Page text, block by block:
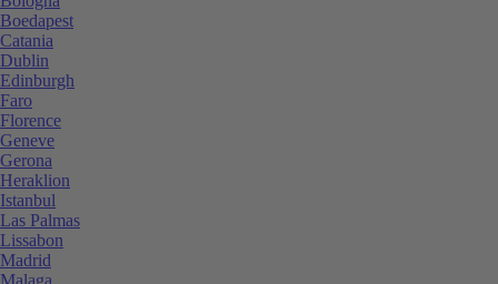
Boedapest
Catania
Dublin
Edinburgh
Faro
Florence
Geneve
Gerona
Heraklion
Istanbul
Las Palmas
Lissabon
Madrid
Malaga